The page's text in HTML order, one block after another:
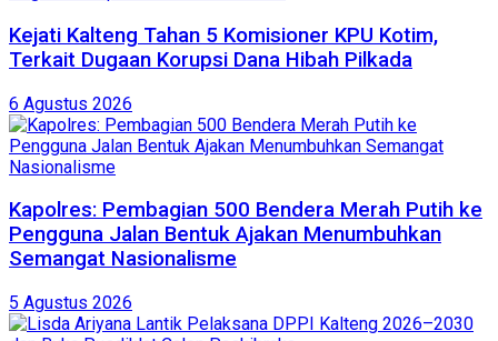
Kejati Kalteng Tahan 5 Komisioner KPU Kotim,
Terkait Dugaan Korupsi Dana Hibah Pilkada
6 Agustus 2026
Kapolres: Pembagian 500 Bendera Merah Putih ke
Pengguna Jalan Bentuk Ajakan Menumbuhkan
Semangat Nasionalisme
5 Agustus 2026